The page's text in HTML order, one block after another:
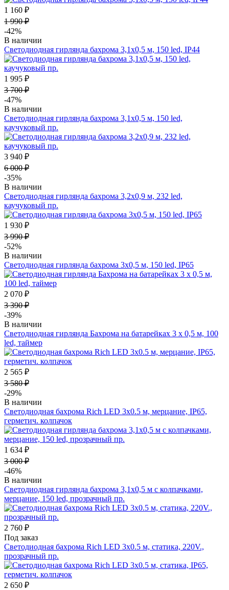
1 160 ₽
1 990 ₽
-42%
В наличии
Светодиодная гирлянда бахрома 3,1х0,5 м, 150 led, IP44
1 995 ₽
3 700 ₽
-47%
В наличии
Светодиодная гирлянда бахрома 3,1х0,5 м, 150 led,
каучуковый пр.
3 940 ₽
6 000 ₽
-35%
В наличии
Светодиодная гирлянда бахрома 3,2х0,9 м, 232 led,
каучуковый пр.
1 930 ₽
3 990 ₽
-52%
В наличии
Светодиодная гирлянда бахрома 3х0,5 м, 150 led, IP65
2 070 ₽
3 390 ₽
-39%
В наличии
Светодиодная гирлянда Бахрома на батарейках 3 х 0,5 м, 100
led, таймер
2 565 ₽
3 580 ₽
-29%
В наличии
Светодиодная бахрома Rich LED 3х0.5 м, мерцание, IP65,
герметич. колпачок
1 634 ₽
3 000 ₽
-46%
В наличии
Светодиодная гирлянда бахрома 3,1х0,5 м с колпачками,
мерцание, 150 led, прозрачный пр.
2 760 ₽
Под заказ
Светодиодная бахрома Rich LED 3х0.5 м, статика, 220V.,
прозрачный пр.
2 650 ₽